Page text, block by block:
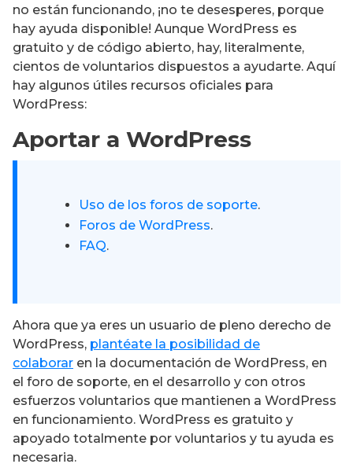
no están funcionando, ¡no te desesperes, porque
hay ayuda disponible! Aunque WordPress es
gratuito y de código abierto, hay, literalmente,
cientos de voluntarios dispuestos a ayudarte. Aquí
hay algunos útiles recursos oficiales para
WordPress:
Aportar a WordPress
Uso de los foros de soporte.
Foros de WordPress.
FAQ.
Ahora que ya eres un usuario de pleno derecho de
WordPress, plantéate la posibilidad de
colaborar en la documentación de WordPress, en
el foro de soporte, en el desarrollo y con otros
esfuerzos voluntarios que mantienen a WordPress
en funcionamiento. WordPress es gratuito y
apoyado totalmente por voluntarios y tu ayuda es
necesaria.